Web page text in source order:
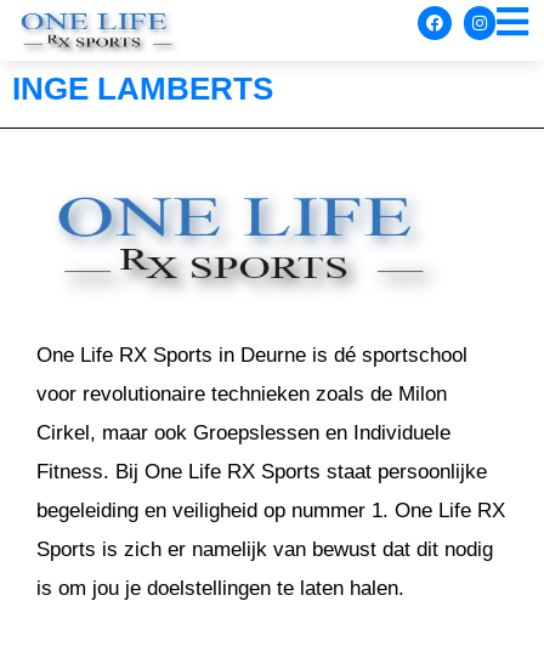
INGE LAMBERTS
One Life RX Sports in Deurne is dé sportschool
voor revolutionaire technieken zoals de Milon
Cirkel, maar ook Groepslessen en Individuele
Fitness. Bij One Life RX Sports staat persoonlijke
begeleiding en veiligheid op nummer 1. One Life RX
Sports is zich er namelijk van bewust dat dit nodig
is om jou je doelstellingen te laten halen.